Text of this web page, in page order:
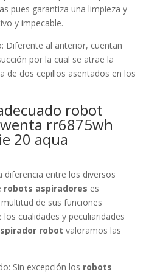
pues garantiza una limpieza y
y impecable.
Diferente al anterior, cuentan
por la cual se atrae la
de dos cepillos asentados en los
robot
rr6875wh
20 aqua
diferencia entre los diversos
robots aspiradores es
de sus funciones
cualidades y peculiaridades
robot valoramos las
Sin excepción los robots